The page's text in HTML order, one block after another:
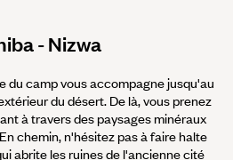
- Nizwa
du camp vous accompagne jusqu'au
du désert. De là, vous prenez
à travers des paysages minéraux
chemin, n'hésitez pas à faire halte
abrite les ruines de l'ancienne cité